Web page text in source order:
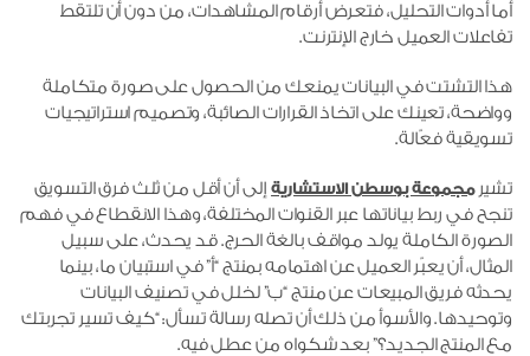
أما أدوات التحليل، فتعرض أرقام المشاهدات، من دون أن تلتقط
تفاعلات العميل خارج الإنترنت.
هذا التشتت في البيانات يمنعك من الحصول على صورة متكاملة
وواضحة، تعينك على اتخاذ القرارات الصائبة، وتصميم استراتيجيات
تسويقية فعّالة.
تشيرمجموعة بوسطن الاستشاريةإلى أن أقل من ثلث فرق التسويق
تنجح في ربط بياناتها عبر القنوات المختلفة، وهذا الانقطاع في فهم
الصورة الكاملة يولد مواقف بالغة الحرج. قد يحدث، على سبيل
المثال، أن يعبّر العميل عن اهتمامه بمنتج “أ” في استبيان ما، بينما
يحدثه فريق المبيعات عن منتج “ب” لخلل في تصنيف البيانات
وتوحيدها. والأسوأ من ذلك أن تصله رسالة تسأل: “كيف تسير تجربتك
مع المنتج الجديد؟” بعد شكواه من عطل فيه.